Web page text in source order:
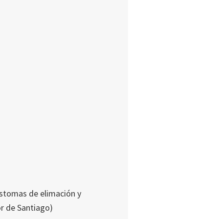
de elimación y
de Santiago)